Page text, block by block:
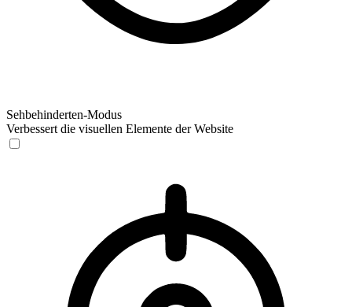
Sehbehinderten-Modus
Verbessert die visuellen Elemente der Website